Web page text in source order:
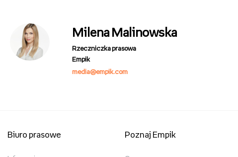
Milena Malinowska
Rzeczniczka prasowa
Empik
media@empik.com
Biuro prasowe Poznaj Empik